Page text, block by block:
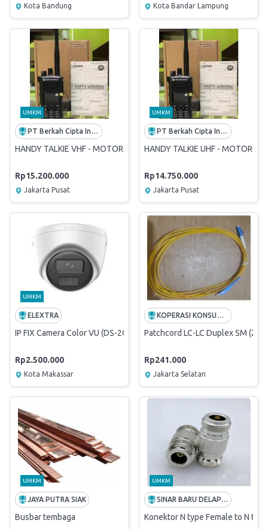
Kota Bandung Kota Bandar Lampung
UMKM
PT Berkah Cipta Indo
HANDY TALKIE VHF - MOTOROLA XiR P8668i
Rp15.200.000
Jakarta Pusat
UMKM
PT Berkah Cipta Indo
HANDY TALKIE UHF -
Rp14.750.000
Jakarta Pusat
UMKM
ELEXTRA
IP FIX Camera Color VU (DS-2CD1347G2H-LIU)
Rp2.500.000
Kota Makassar
KOPERASI KONSUMEN PEGAWAI TELKOM JAKARTA RAYA
Patchcord LC-LC Duplex SM
Rp241.000
Jakarta Selatan
UMKM
JAYA PUTRA SIAK
Busbar tembaga
UMKM
SINAR BARU DELAPAN ENAM
Konektor N type Female to N